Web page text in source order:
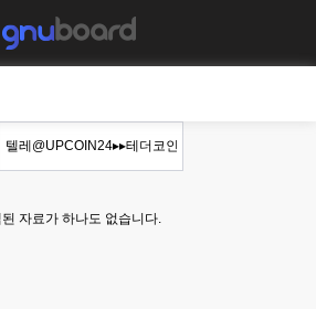
된 자료가 하나도 없습니다.